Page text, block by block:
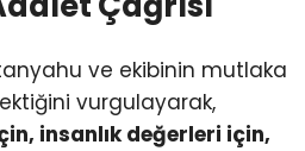
ve ekibinin mutlaka
vurgulayarak,
insanlık değerleri için,